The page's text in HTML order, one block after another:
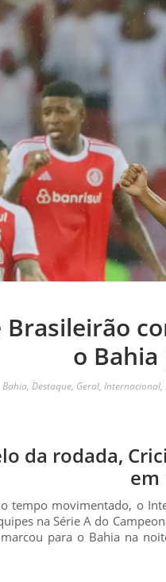
o Bahia
Bahia, Destaque, Geral, Internacional,
da rodada,
em
tempo movimentado, o
na Série A do
para o Bahia na